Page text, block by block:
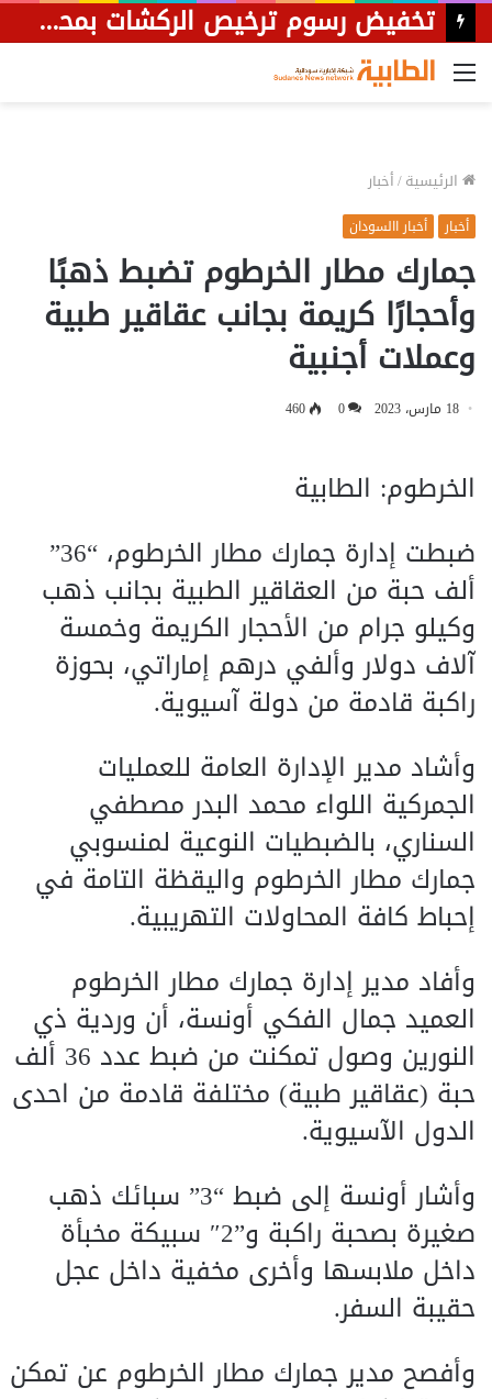
القائمة
الرئيسية/أخبار
أخبار أخبار االسودان
جمارك مطار الخرطوم تضبط ذهبًا
وأحجارًا كريمة بجانب عقاقير طبية
وعملات أجنبية
18 مارس، 2023 0
460
الخرطوم: الطابية
ضبطت إدارة جمارك مطار الخرطوم، “36”
ألف حبة من العقاقير الطبية بجانب ذهب
وكيلو جرام من الأحجار الكريمة وخمسة
آلاف دولار وألفي درهم إماراتي، بحوزة
راكبة قادمة من دولة آسيوية.
وأشاد مدير الإدارة العامة للعمليات
الجمركية اللواء محمد البدر مصطفي
السناري، بالضبطيات النوعية لمنسوبي
جمارك مطار الخرطوم واليقظة التامة في
إحباط كافة المحاولات التهريبية.
وأفاد مدير إدارة جمارك مطار الخرطوم
العميد جمال الفكي أونسة، أن وردية ذي
النورين وصول تمكنت من ضبط عدد 36 ألف
حبة (عقاقير طبية) مختلفة قادمة من احدى
الدول الآسيوية.
وأشار أونسة إلى ضبط “3” سبائك ذهب
صغيرة بصحبة راكبة و”2″ سبيكة مخبأة
داخل ملابسها وأخرى مخفية داخل عجل
حقيبة السفر.
وأفصح مدير جمارك مطار الخرطوم عن تمكن